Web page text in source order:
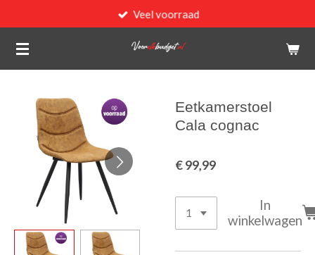
direct
naar
Veel voorraad
Eetkamerstoel
Cala cognac
€ 99,99
In
winkelwagen